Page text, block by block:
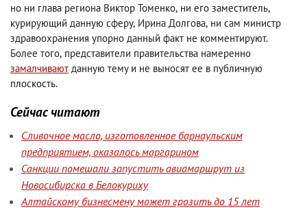
но ни глава региона Виктор Томенко, ни его заместитель,
курирующий данную сферу, Ирина Долгова, ни сам министр
здравоохранения упорно данный факт не комментируют.
Более того, представители правительства намеренно
замалчивают данную тему и не выносят ее в публичную
плоскость.
Сейчас читают
Сливочное масло, изготовленное барнаульским
предприятием, оказалось маргарином
Санкции помешали запустить авиамаршрут из
Новосибирска в Белокуриху
Алтайскому бизнесмену может грозить до 15 лет